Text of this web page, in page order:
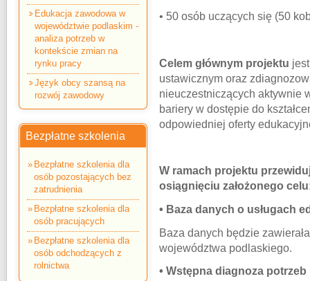
• 50 osób uczących się (50
Celem głównym projektu
ustawicznym oraz
nieuczestniczących aktywnie
bariery w dostępie do
odpowiedniej oferty
W ramach projektu
osiągnięciu założonego
• Baza danych o usługach
Baza danych będzie
województwa podlaskiego.
• Wstępna diagnoza
Edukacja zawodowa w
województwie podlaskim -
analiza potrzeb w
kontekście zmian na
rynku pracy
Język obcy szansą na
rozwój zawodowy
Bezpłatne szkolenia
Bezpłatne szkolenia dla
osób pozostających bez
zatrudnienia
Bezpłatne szkolenia dla
osób pracujących
Bezpłatne szkolenia dla
osób odchodzących z
rolnictwa